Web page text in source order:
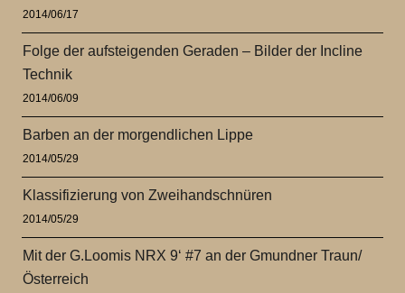
2014/06/17
Folge der aufsteigenden Geraden – Bilder der Incline
Technik
2014/06/09
Barben an der morgendlichen Lippe
2014/05/29
Klassifizierung von Zweihandschnüren
2014/05/29
Mit der G.Loomis NRX 9‘ #7 an der Gmundner Traun/
Österreich